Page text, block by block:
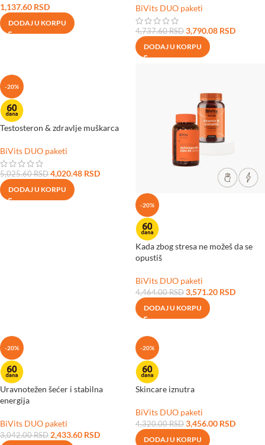
1,137.60 RSD
DODAJ U KORPU
BiVits DUO paketi
4,737.60RSD 3,790.08 RSD
DODAJ U KORPU
-20%
Testosteron & zdravlje muškarca
BiVits DUO paketi
5,025.60RSD 4,020.48 RSD
DODAJ U KORPU
-20%
Kada zbog stresa ne možeš da se
opustiš
BiVits DUO paketi
4,464.00RSD 3,571.20 RSD
DODAJ U KORPU
-20%
Uravnotežen šećer i stabilna
energija
BiVits DUO paketi
3,042.00RSD 2,433.60 RSD
-20%
Skincare iznutra
BiVits DUO paketi
4,320.00RSD 3,456.00 RSD
DODAJ U KORPU